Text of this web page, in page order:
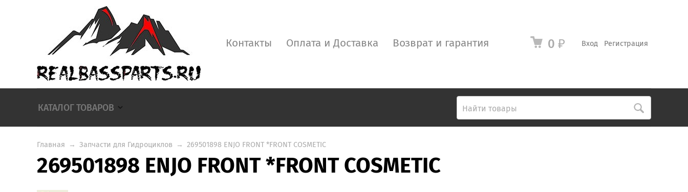
Вход Регистрация
0 ₽
Контакты Оплата и Доставка Возврат и гарантия
КАТАЛОГ ТОВАРОВ
Главная → Запчасти для Гидроциклов → 269501898 ENJO FRONT *FRONT COSMETIC
269501898 ENJO FRONT *FRONT COSMETIC